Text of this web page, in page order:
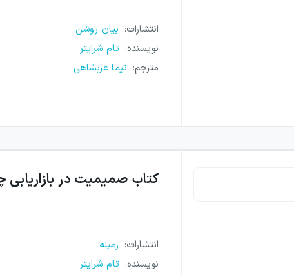
انتشارات: بیان روشن
نویسنده: تام شرایتر
مترجم: نیما عربشاهی
کتاب صمیمیت در
انتشارات: زمینه
نویسنده: تام شرایتر